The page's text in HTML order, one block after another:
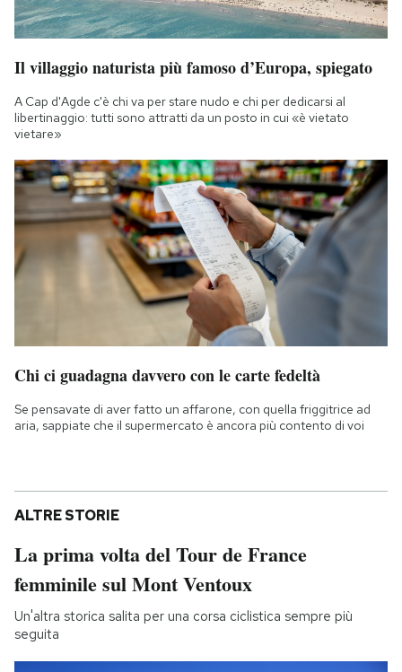
Il villaggio naturista più famoso d’Europa, spiegato
A Cap d'Agde c'è chi va per stare nudo e chi per dedicarsi al
libertinaggio: tutti sono attratti da un posto in cui «è vietato
vietare»
Chi ci guadagna davvero con le carte fedeltà
Se pensavate di aver fatto un affarone, con quella friggitrice ad
aria, sappiate che il supermercato è ancora più contento di voi
ALTRE STORIE
La prima volta del Tour de France
femminile sul Mont Ventoux
Un'altra storica salita per una corsa ciclistica sempre più
seguita